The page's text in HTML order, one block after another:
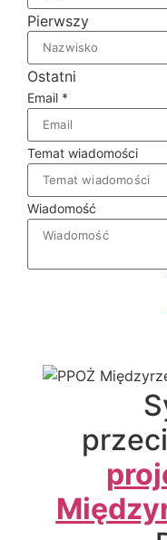
Pierwszy
Ostatni
Email *
Temat wiadomości
Wiadomość